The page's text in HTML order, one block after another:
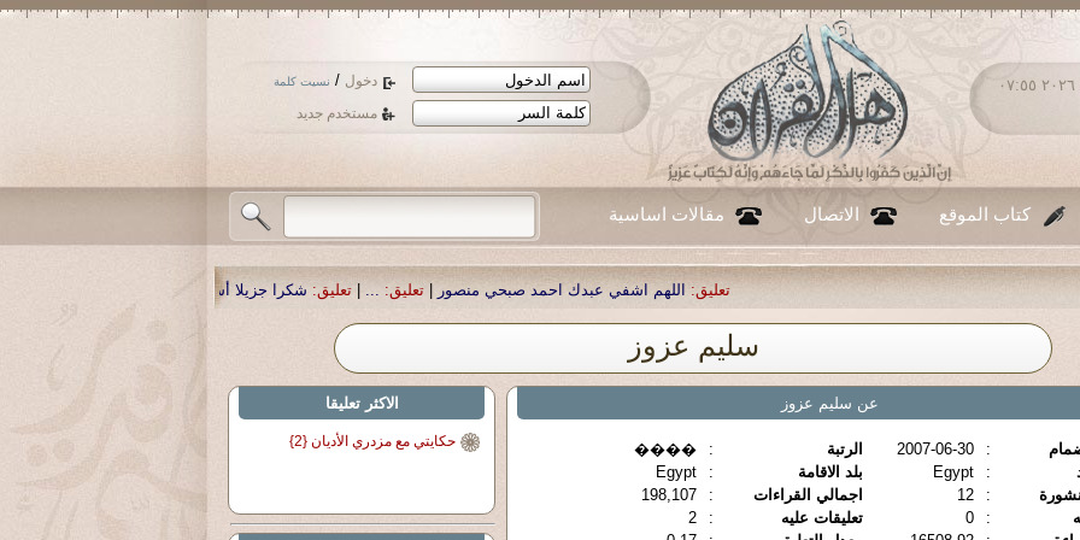
دخول / نسيت كلمة
مستخدم جديد
الأحد ٠٩ - أغسطس - ٢٠٢٦ ٠٧:٥٥
كتاب الموقع الاتصال مقالات اساسية
اللهم اشفي عبدك احمد صبحي منصور| تعليق: ...
|تعليق: شكرا جزيلا أستاذ حمد الحمد .أكرمكم الله .
سليم عزوز
عن سليم عزوز
:
2007-06-30 الرتبة :
����
:
Egypt بلد الاقامة :
Egypt
:
12 اجمالي القراءات :
198,107
:
0 تعليقات عليه :
2
الاكثر تعليقا
حكايتي مع مزدري الأديان {2}